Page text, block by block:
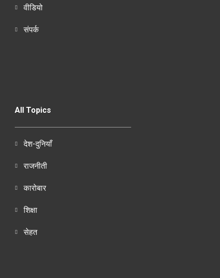
वीडियो
संपर्क
All Topics
देश-दुनियाँ
राजनीती
कारोबार
शिक्षा
सेहत